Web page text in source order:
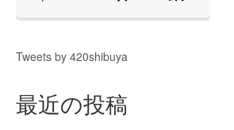
Tweets by 420shibuya
最近の投稿